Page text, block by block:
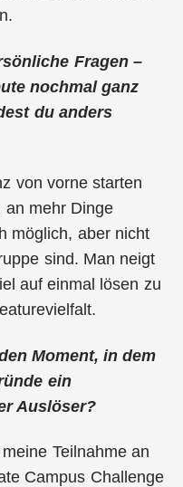
Fragen –
nochmal ganz
du anders
von vorne starten
an mehr Dinge
möglich, aber nicht
sind. Man neigt
auf einmal lösen zu
Moment, in dem
ein
Auslöser?
Teilnahme an
Campus Challenge